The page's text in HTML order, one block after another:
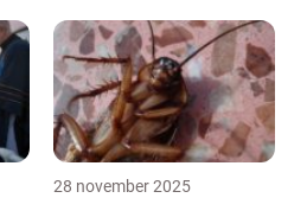
28 november 2025